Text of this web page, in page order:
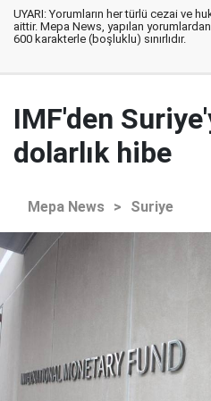
UYARI: Yorumların her türlü cezai ve
aittir. Mepa News, yapılan
600 karakterle (boşluklu) sınırlıdır.
IMF'den
dolarlık hibe
Mepa News > Suriye